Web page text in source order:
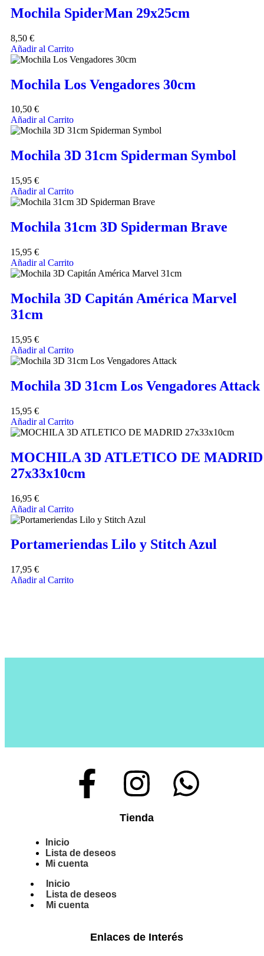
Mochila SpiderMan 29x25cm
8,50 €
Añadir al Carrito
Mochila Los Vengadores 30cm
10,50 €
Añadir al Carrito
Mochila 3D 31cm Spiderman Symbol
15,95 €
Añadir al Carrito
Mochila 31cm 3D Spiderman Brave
15,95 €
Añadir al Carrito
Mochila 3D Capitán América Marvel
31cm
15,95 €
Añadir al Carrito
Mochila 3D 31cm Los Vengadores Attack
15,95 €
Añadir al Carrito
MOCHILA 3D ATLETICO DE MADRID
27x33x10cm
16,95 €
Añadir al Carrito
Portameriendas Lilo y Stitch Azul
17,95 €
Añadir al Carrito
Tienda
Inicio
Lista de deseos
Mi cuenta
Inicio
Lista de deseos
Mi cuenta
Enlaces de Interés